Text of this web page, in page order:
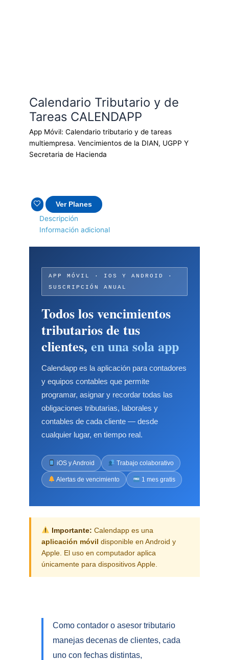
Calendario Tributario y de
Tareas CALENDAPP
App Móvil: Calendario tributario y de tareas
multiempresa. Vencimientos de la DIAN, UGPP Y
Secretaria de Hacienda
Ver Planes
Descripción
Información adicional
APP MÓVIL · IOS Y ANDROID ·
SUSCRIPCIÓN ANUAL
Todos los vencimientos
tributarios de tus
clientes,en una sola app
Calendapp es la aplicación para contadores
y equipos contables que permite
programar, asignar y recordar todas las
obligaciones tributarias, laborales y
contables de cada cliente — desde
cualquier lugar, en tiempo real.
iOS y Android Trabajo colaborativo
Alertas de vencimiento 1 mes gratis
Importante: Calendapp es una
aplicación móvil disponible en Android y
Apple. El uso en computador aplica
únicamente para dispositivos Apple.
Como contador o asesor tributario
manejas decenas de clientes, cada
uno con fechas distintas,